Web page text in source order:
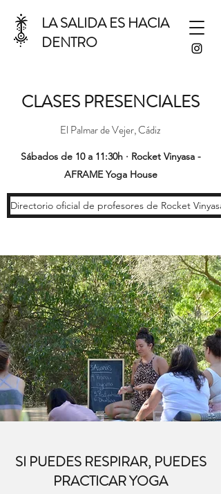
LA SALIDA ES HACIA
DENTRO
CLASES PRESENCIALES
El Palmar de Vejer, Cádiz
Sábados de 10 a 11:30h · Rocket Vinyasa -
AFRAME Yoga House
Directorio oficial de profesores de Rocket Vinyasa
SI PUEDES RESPIRAR, PUEDES
PRACTICAR YOGA